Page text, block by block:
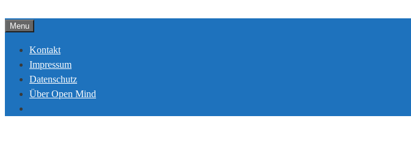
Menu
Kontakt
Impressum
Datenschutz
Über Open Mind